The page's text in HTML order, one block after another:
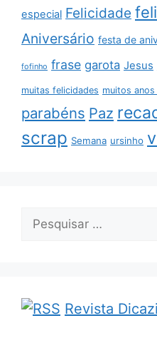
especial Felicidade
Aniversário festa de
fofinho frase garota Jesus
muitas felicidades muitos
parabéns Paz
scrap Semana ursinho
por:
Revista